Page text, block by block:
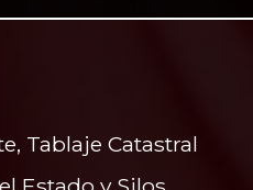
Tablaje Catastral